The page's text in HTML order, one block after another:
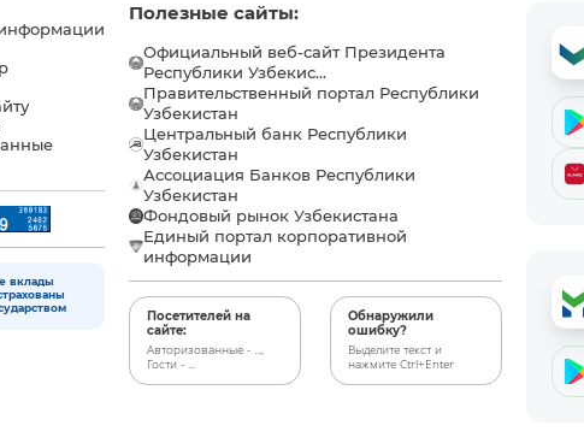
вклады
Полезные сайты:
Официальный веб-сайт Президента
Республики Узбекис...
Правительственный портал Республики
Узбекистан
Центральный банк Республики
Узбекистан
Ассоциация Банков Республики
Узбекистан
Фондовый рынок Узбекистана
Единый портал корпоративной
информации
Посетителей на
сайте:
Авторизованные - ...,
Гости - ...
Обнаружили
ошибку?
Выделите текст и
нажмите Ctrl+Enter